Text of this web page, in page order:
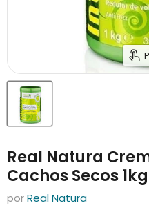
Real Natura
Cachos Secos 1kg
porReal Natura